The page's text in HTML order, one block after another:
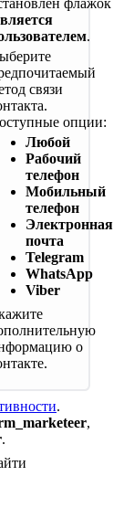
флажок
.
связи
опции:
Любой
Рабочий
телефон
Мобильный
телефон
Электронная
почта
Telegram
WhatsApp
Viber
о
.
,
.